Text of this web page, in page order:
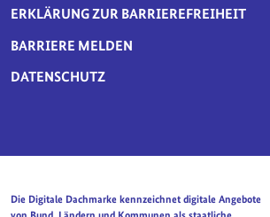
ERKLÄRUNG ZUR BARRIEREFREIHEIT
BARRIERE MELDEN
DATENSCHUTZ
Die Digitale Dachmarke kennzeichnet digitale Angebote